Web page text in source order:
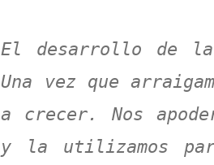
El desarrollo de
Una vez que
a crecer. Nos
y la utilizamos